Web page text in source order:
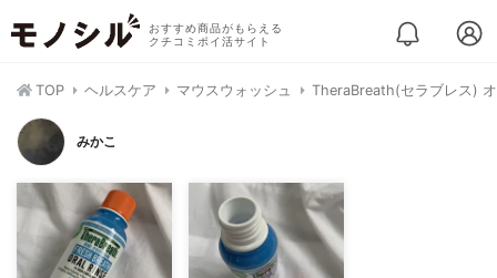
おすすめ商品がもらえる
クチコミポイ活サイト
TOP ヘルスケア マウスウォッシュ TheraBreath(セラブレス)
みかこ